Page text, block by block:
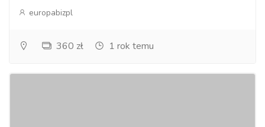
europabizpl
360 zł 1 rok temu